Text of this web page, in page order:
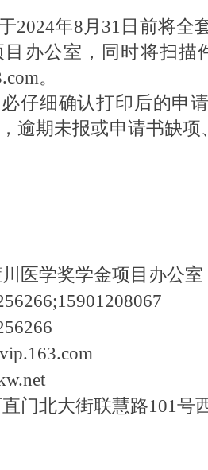
2024年8月31日前将全
办公室，同时将扫描
。
仔细确认打印后的申
逾期未报或申请书缺
医学奖学金项目办公
门北大街联慧路101号